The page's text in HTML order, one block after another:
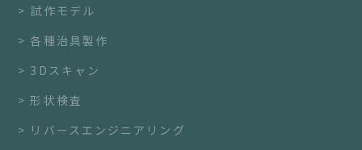
試作モデル
各種治具製作
3Dスキャン
形状検査
リバースエンジニアリング